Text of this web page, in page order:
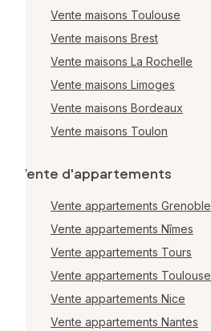
Vente maisons Toulouse
Vente maisons Brest
Vente maisons La Rochelle
Vente maisons Limoges
Vente maisons Bordeaux
Vente maisons Toulon
Vente d'appartements
Vente appartements Grenoble
Vente appartements Nîmes
Vente appartements Tours
Vente appartements Toulouse
Vente appartements Nice
Vente appartements Nantes